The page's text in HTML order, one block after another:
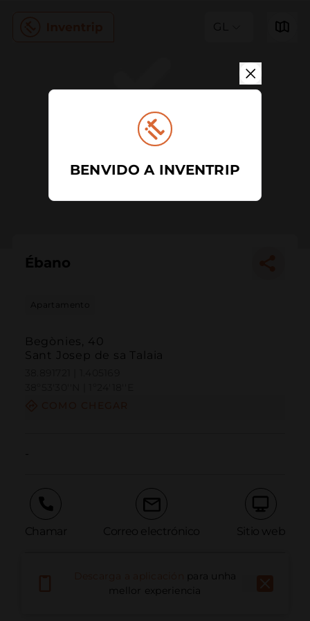
GL
Ébano
Apartamento
Begònies, 40
Sant Josep de sa Talaia
Chamar Correo electrónico Sitio web
Informar dun problema
para unha
mellor experiencia
BENVIDO A INVENTRIP